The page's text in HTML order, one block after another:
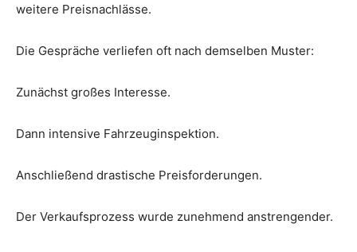
weitere Preisnachlässe.
Die Gespräche verliefen oft nach demselben Muster:
Zunächst großes Interesse.
Dann intensive Fahrzeuginspektion.
Anschließend drastische Preisforderungen.
Der Verkaufsprozess wurde zunehmend anstrengender.